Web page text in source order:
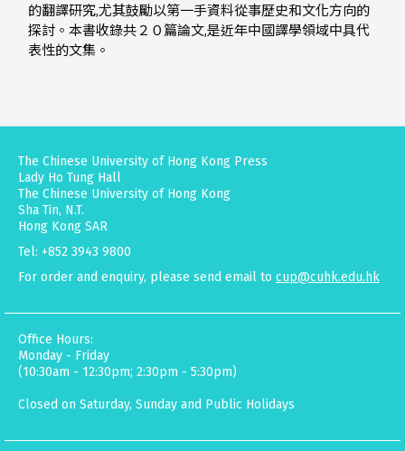
的翻譯研究,尤其鼓勵以第一手資料從事歷史和文化方向的
探討。本書收錄共２０篇論文,是近年中國譯學領域中具代
表性的文集。
The Chinese University of Hong Kong Press
Lady Ho Tung Hall
The Chinese University of Hong Kong
Sha Tin, N.T.
Hong Kong SAR
Tel: +852 3943 9800
For order and enquiry, please send email to cup@cuhk.edu.hk
Office Hours:
Monday - Friday
(10:30am - 12:30pm; 2:30pm - 5:30pm)
Closed on Saturday, Sunday and Public Holidays